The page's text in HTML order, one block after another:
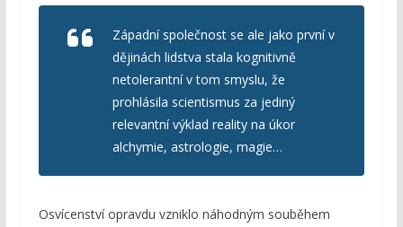
Západní společnost se ale jako první v
dějinách lidstva stala kognitivně
netolerantní v tom smyslu, že
prohlásila scientismus za jediný
relevantní výklad reality na úkor
alchymie, astrologie, magie…
Osvícenství opravdu vzniklo náhodným souběhem